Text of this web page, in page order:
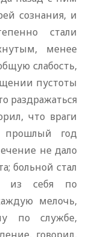
сознания, и
стали
менее
слабость,
пустоты
раздражаться
что враги
прошлый год
не дало
больной стал
из себя по
мелочь,
по службе,